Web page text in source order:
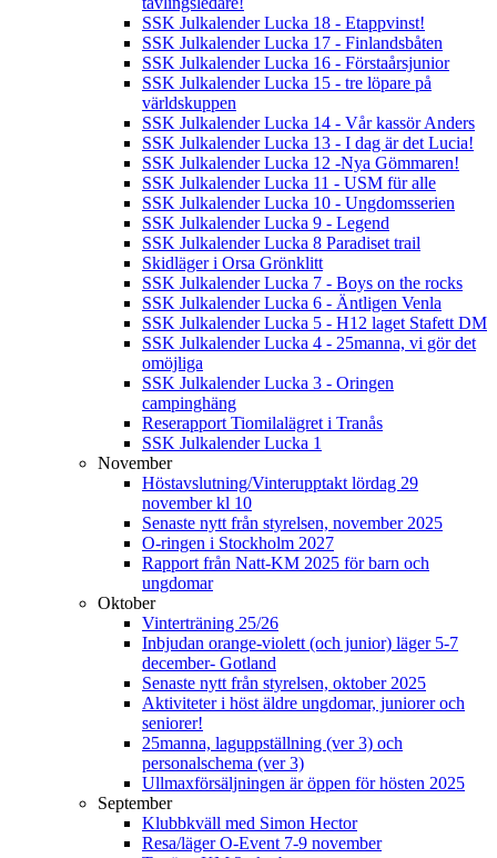
SSK Julkalender Lucka 18 - Etappvinst!
SSK Julkalender Lucka 17 - Finlandsbåten
SSK Julkalender Lucka 16 - Förstaårsjunior
SSK Julkalender Lucka 15 - tre löpare på
världskuppen
SSK Julkalender Lucka 14 - Vår kassör Anders
SSK Julkalender Lucka 13 - I dag är det Lucia!
SSK Julkalender Lucka 12 -Nya Gömmaren!
SSK Julkalender Lucka 11 - USM für alle
SSK Julkalender Lucka 10 - Ungdomsserien
SSK Julkalender Lucka 9 - Legend
SSK Julkalender Lucka 8 Paradiset trail
Skidläger i Orsa Grönklitt
SSK Julkalender Lucka 7 - Boys on the rocks
SSK Julkalender Lucka 6 - Äntligen Venla
SSK Julkalender Lucka 5 - H12 laget Stafett DM
SSK Julkalender Lucka 4 - 25manna, vi gör det
omöjliga
SSK Julkalender Lucka 3 - Oringen
campinghäng
Reserapport Tiomilalägret i Tranås
SSK Julkalender Lucka 1
November
Höstavslutning/Vinterupptakt lördag 29
november kl 10
Senaste nytt från styrelsen, november 2025
O-ringen i Stockholm 2027
Rapport från Natt-KM 2025 för barn och
ungdomar
Oktober
Vinterträning 25/26
Inbjudan orange-violett (och junior) läger 5-7
december- Gotland
Senaste nytt från styrelsen, oktober 2025
Aktiviteter i höst äldre ungdomar, juniorer och
seniorer!
25manna, laguppställning (ver 3) och
personalschema (ver 3)
Ullmaxförsäljningen är öppen för hösten 2025
September
Klubbkväll med Simon Hector
Resa/läger O-Event 7-9 november